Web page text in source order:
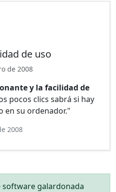
de uso
de 2008
y la facilidad de
pocos clics sabrá si hay
en su ordenador."
2008
software galardonada